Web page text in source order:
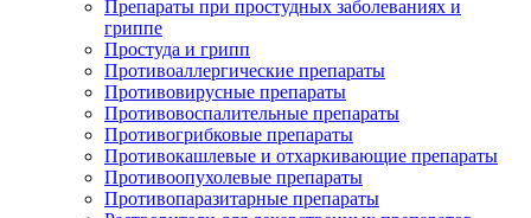
Препараты при простудных заболеваниях и
гриппе
Простуда и грипп
Противоаллергические препараты
Противовирусные препараты
Противовоспалительные препараты
Противогрибковые препараты
Противокашлевые и отхаркивающие препараты
Противоопухолевые препараты
Противопаразитарные препараты